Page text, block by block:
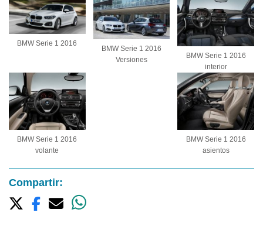
BMW Serie 1 2016
BMW Serie 1 2016
Versiones
BMW Serie 1 2016
interior
BMW Serie 1 2016
volante
BMW Serie 1 2016
asientos
Compartir: